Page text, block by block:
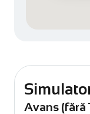
Avans (fără